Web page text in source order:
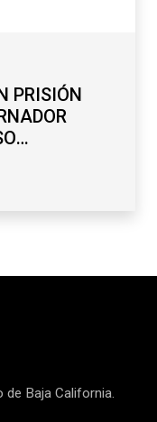
PRISIÓN
de Baja California.